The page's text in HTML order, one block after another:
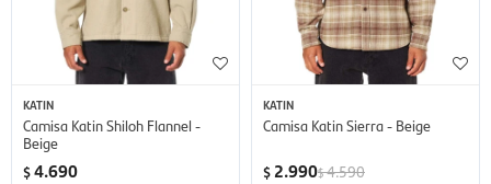
KATIN
Camisa Katin Shiloh Flannel -
Beige
$4.690
KATIN
Camisa Katin Sierra - Beige
$ 2.990$4.590